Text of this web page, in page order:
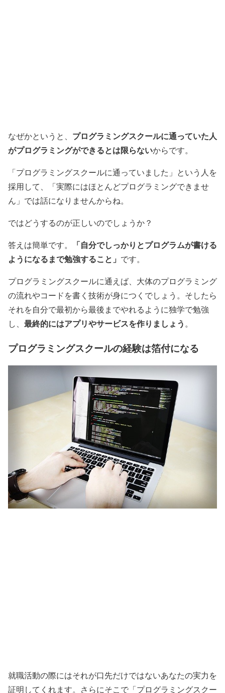
なぜかというと、 プログラミングスクールに通っていた人
がプログラミングができるとは限らないからです。
「プログラミングスクールに通っていました」という人を
採用して、「実際にはほとんどプログラミングできませ
ん」では話になりませんからね。
ではどうするのが正しいのでしょうか？
答えは簡単です。
「自分でしっかりとプログラムが書ける
ようになるまで勉強すること」 です。
プログラミングスクールに通えば、大体のプログラミング
の流れやコードを書く技術が身につくでしょう。そしたら
それを自分で最初から最後までやれるように独学で勉強
し、 最終的にはアプリやサービスを作りましょう 。
プログラミングスクールの経験は箔付になる
就職活動の際にはそれが口先だけではないあなたの実力を
証明してくれます。さらにそこで「プログラミングスクー